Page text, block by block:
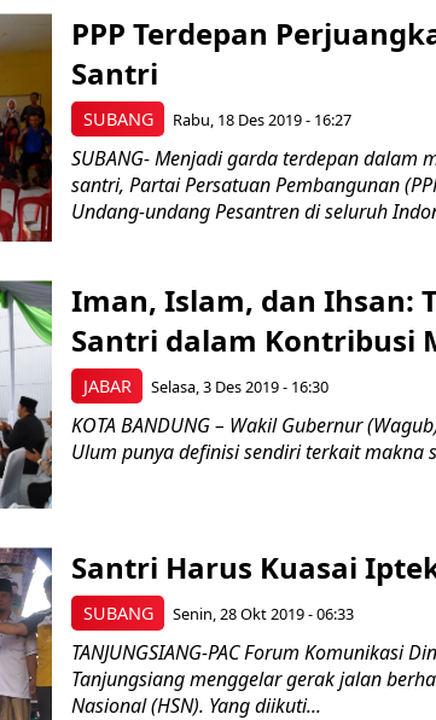
SUBANG
PPP Terdepan
Santri
Rabu, 18 Des 2019 - 16:27
SUBANG- Menjadi garda terdepan dalam
santri, Partai Persatuan Pembangunan
Undang-undang Pesantren di seluruh
JABAR
Iman, Islam, dan Ihsan:
Santri dalam Kontribusi
Selasa, 3 Des 2019 - 16:30
KOTA BANDUNG – Wakil Gubernur
Ulum punya definisi sendiri terkait makna
SUBANG
Santri Harus Kuasai
Senin, 28 Okt 2019 - 06:33
TANJUNGSIANG-PAC Forum Komunikasi
Tanjungsiang menggelar gerak jalan
Nasional (HSN). Yang diikuti...